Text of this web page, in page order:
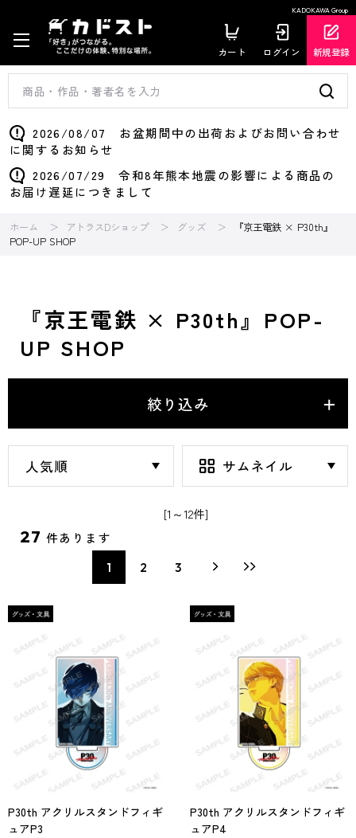
KADOKAWA Group
カート ログイン 新規登録
2026/08/07 お盆期間中の出荷およびお問い合わせ
に関するお知らせ
2026/07/29 令和8年熊本地震の影響による商品の
お届け遅延につきまして
ホーム アトラスDショップ グッズ
『京王電鉄 × P30th』
POP-UP SHOP
『京王電鉄 × P30th』POP-
UP SHOP
絞り込み
[1～12件]
27 件あります
1 2 3
P30th アクリルスタンドフィギ
ュアP3
P30th アクリルスタンドフィギ
ュアP4